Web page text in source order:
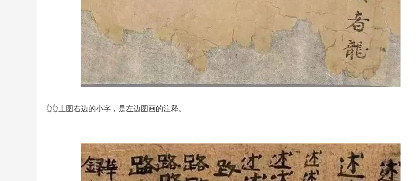
👆👆上图右边的小字，是左边图画的注释。